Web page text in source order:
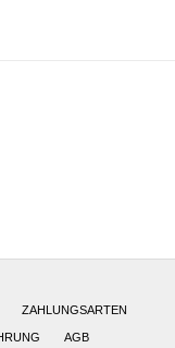
ZAHLUNGSARTEN
AGB